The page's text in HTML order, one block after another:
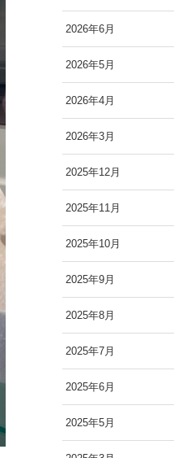
2026年6月
2026年5月
2026年4月
2026年3月
2025年12月
2025年11月
2025年10月
2025年9月
2025年8月
2025年7月
2025年6月
2025年5月